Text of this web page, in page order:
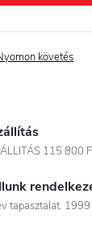
követés
115 800
tapasztalat.